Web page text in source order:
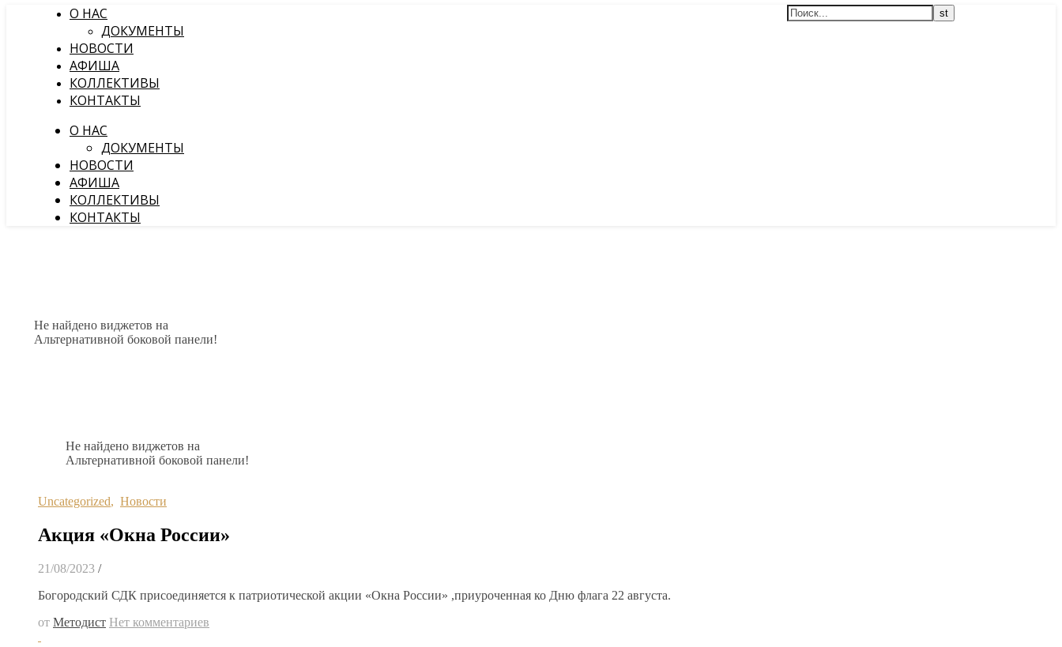
О НАС
ДОКУМЕНТЫ
НОВОСТИ
АФИША
КОЛЛЕКТИВЫ
КОНТАКТЫ
О НАС
ДОКУМЕНТЫ
НОВОСТИ
АФИША
КОЛЛЕКТИВЫ
КОНТАКТЫ
Не найдено виджетов на
Альтернативной боковой панели!
Не найдено виджетов на
Альтернативной боковой панели!
Uncategorized, Новости
Акция «Окна России»
21/08/2023 /
Богородский СДК присоединяется к патриотической акции «Окна России» ,приуроченная ко Дню флага 22 августа.
от Методист Нет комментариев